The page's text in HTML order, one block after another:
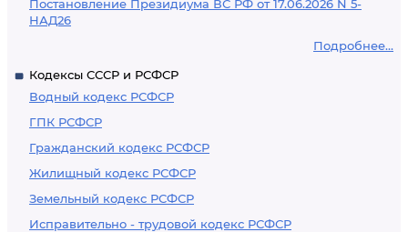
Постановление Президиума ВС РФ от 17.06.2026 N 5-
НАД26
Подробнее...
Кодексы СССР и РСФСР
Водный кодекс РСФСР
ГПК РСФСР
Гражданский кодекс РСФСР
Жилищный кодекс РСФСР
Земельный кодекс РСФСР
Исправительно - трудовой кодекс РСФСР